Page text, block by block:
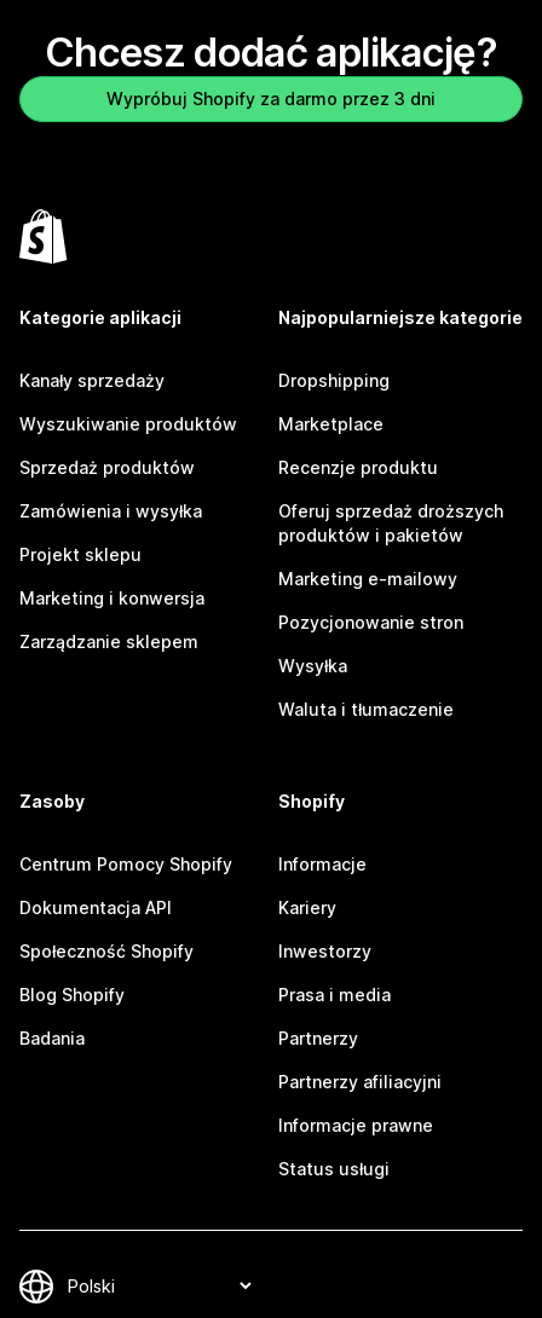
Chcesz dodać aplikację?
Wypróbuj Shopify za darmo przez 3 dni
Kategorie aplikacji
Kanały sprzedaży
Wyszukiwanie produktów
Sprzedaż produktów
Zamówienia i wysyłka
Projekt sklepu
Marketing i konwersja
Zarządzanie sklepem
Najpopularniejsze kategorie
Dropshipping
Marketplace
Recenzje produktu
Oferuj sprzedaż droższych
produktów i pakietów
Marketing e-mailowy
Pozycjonowanie stron
Wysyłka
Waluta i tłumaczenie
Zasoby
Centrum Pomocy Shopify
Dokumentacja API
Społeczność Shopify
Blog Shopify
Badania
Shopify
Informacje
Kariery
Inwestorzy
Prasa i media
Partnerzy
Partnerzy afiliacyjni
Informacje prawne
Status usługi